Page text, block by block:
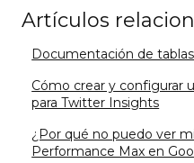
Artículos
Documentación de
Cómo crear y configurar
para Twitter Insights
¿Por qué no puedo ver
Performance Max en